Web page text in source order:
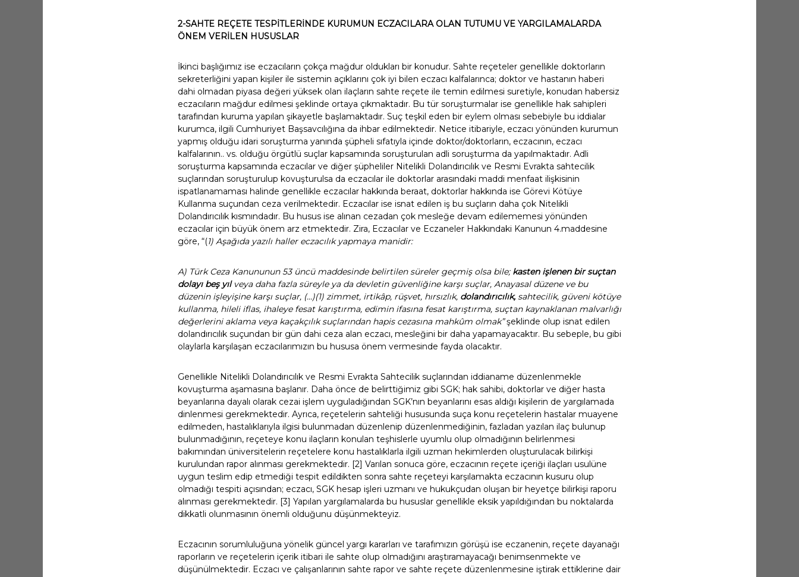
2-SAHTE REÇETE TESPİTLERİNDE KURUMUN ECZACILARA OLAN TUTUMU VE YARGILAMALARDA
ÖNEM VERİLEN HUSUSLAR
İkinci başlığımız ise eczacıların çokça mağdur oldukları bir konudur. Sahte reçeteler genellikle doktorların
sekreterliğini yapan kişiler ile sistemin açıklarını çok iyi bilen eczacı kalfalarınca; doktor ve hastanın haberi
dahi olmadan piyasa değeri yüksek olan ilaçların sahte reçete ile temin edilmesi suretiyle, konudan habersiz
eczacıların mağdur edilmesi şeklinde ortaya çıkmaktadır. Bu tür soruşturmalar ise genellikle hak sahipleri
tarafından kuruma yapılan şikayetle başlamaktadır. Suç teşkil eden bir eylem olması sebebiyle bu iddialar
kurumca, ilgili Cumhuriyet Başsavcılığına da ihbar edilmektedir. Netice itibariyle, eczacı yönünden kurumun
yapmış olduğu idari soruşturma yanında şüpheli sıfatıyla içinde doktor/doktorların, eczacının, eczacı
kalfalarının.. vs. olduğu örgütlü suçlar kapsamında soruşturulan adli soruşturma da yapılmaktadır. Adli
soruşturma kapsamında eczacılar ve diğer şüpheliler Nitelikli Dolandırıcılık ve Resmi Evrakta sahtecilik
suçlarından soruşturulup kovuşturulsa da eczacılar ile doktorlar arasındaki maddi menfaat ilişkisinin
ispatlanamaması halinde genellikle eczacılar hakkında beraat, doktorlar hakkında ise Görevi Kötüye
Kullanma suçundan ceza verilmektedir. Eczacılar ise isnat edilen iş bu suçların daha çok Nitelikli
Dolandırıcılık kısmındadır. Bu husus ise alınan cezadan çok mesleğe devam edilememesi yönünden
eczacılar için büyük önem arz etmektedir. Zira, Eczacılar ve Eczaneler Hakkındaki Kanunun 4.maddesine
göre, “(1) Aşağıda yazılı haller eczacılık yapmaya manidir:
A) Türk Ceza Kanununun 53 üncü maddesinde belirtilen süreler geçmiş olsa bile; kasten işlenen bir suçtan
dolayı beş yılveya daha fazla süreyle ya da devletin güvenliğine karşı suçlar, Anayasal düzene ve bu
düzenin işleyişine karşı suçlar, (…)(1) zimmet, irtikâp, rüşvet, hırsızlık, dolandırıcılık,sahtecilik, güveni kötüye
kullanma, hileli iflas, ihaleye fesat karıştırma, edimin ifasına fesat karıştırma, suçtan kaynaklanan malvarlığı
değerlerini aklama veya kaçakçılık suçlarından hapis cezasına mahkûm olmak”şeklinde olup isnat edilen
dolandırıcılık suçundan bir gün dahi ceza alan eczacı, mesleğini bir daha yapamayacaktır. Bu sebeple, bu gibi
olaylarla karşılaşan eczacılarımızın bu hususa önem vermesinde fayda olacaktır.
Genellikle Nitelikli Dolandırıcılık ve Resmi Evrakta Sahtecilik suçlarından iddianame düzenlenmekle
kovuşturma aşamasına başlanır. Daha önce de belirttiğimiz gibi SGK; hak sahibi, doktorlar ve diğer hasta
beyanlarına dayalı olarak cezai işlem uyguladığından SGK’nın beyanlarını esas aldığı kişilerin de yargılamada
dinlenmesi gerekmektedir. Ayrıca, reçetelerin sahteliği hususunda suça konu reçetelerin hastalar muayene
edilmeden, hastalıklarıyla ilgisi bulunmadan düzenlenip düzenlenmediğinin, fazladan yazılan ilaç bulunup
bulunmadığının, reçeteye konu ilaçların konulan teşhislerle uyumlu olup olmadığının belirlenmesi
bakımından üniversitelerin reçetelere konu hastalıklarla ilgili uzman hekimlerden oluşturulacak bilirkişi
kurulundan rapor alınması gerekmektedir. [2] Varılan sonuca göre, eczacının reçete içeriği ilaçları usulüne
uygun teslim edip etmediği tespit edildikten sonra sahte reçeteyi karşılamakta eczacının kusuru olup
olmadığı tespiti açısından; eczacı, SGK hesap işleri uzmanı ve hukukçudan oluşan bir heyetçe bilirkişi raporu
alınması gerekmektedir. [3] Yapılan yargılamalarda bu hususlar genellikle eksik yapıldığından bu noktalarda
dikkatli olunmasının önemli olduğunu düşünmekteyiz.
Eczacının sorumluluğuna yönelik güncel yargı kararları ve tarafımızın görüşü ise eczanenin, reçete dayanağı
raporların ve reçetelerin içerik itibari ile sahte olup olmadığını araştıramayacağı benimsenmekte ve
düşünülmektedir. Eczacı ve çalışanlarının sahte rapor ve sahte reçete düzenlenmesine iştirak ettiklerine dair